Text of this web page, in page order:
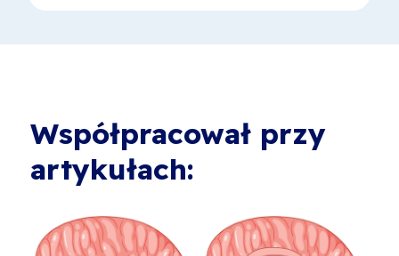
Współpracował przy
artykułach: